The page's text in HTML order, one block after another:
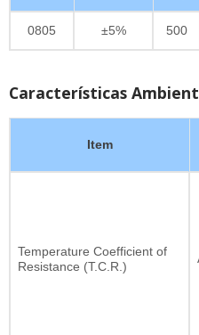
0805 ±5% 500
Características
Item
Temperature Coefficient of
Resistance (T.C.R.)